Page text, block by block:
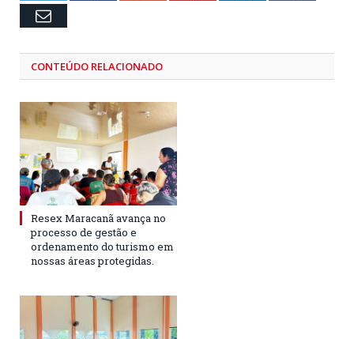
Email
CONTEÚDO RELACIONADO
Resex Maracanã avança no
processo de gestão e
ordenamento do turismo em
nossas áreas protegidas.